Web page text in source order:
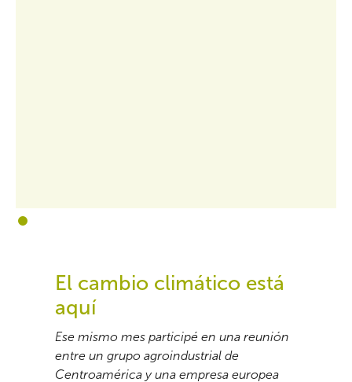
1
El cambio climático está
aquí
Ese mismo mes participé en una reunión
entre un grupo agroindustrial de
Centroamérica y una empresa europea